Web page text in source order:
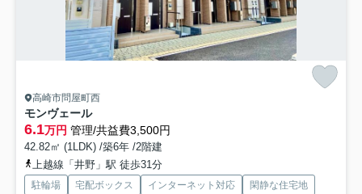
高崎市問屋町西
モンヴェール
6.1万円 管理/共益費3,500円
42.82㎡ (1LDK) /築6年 /2階建
上越線「井野」駅 徒歩31分
駐輪場 宅配ボックス インターネット対応
閑静な住宅地